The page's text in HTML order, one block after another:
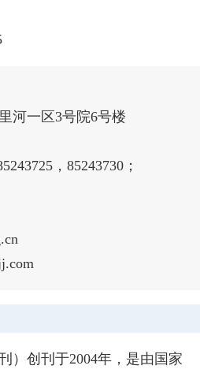
河一区3号院6号楼
，85243730；
）创刊于2004年，是由国家